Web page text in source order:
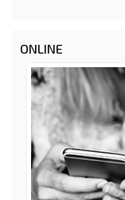
ONLINE